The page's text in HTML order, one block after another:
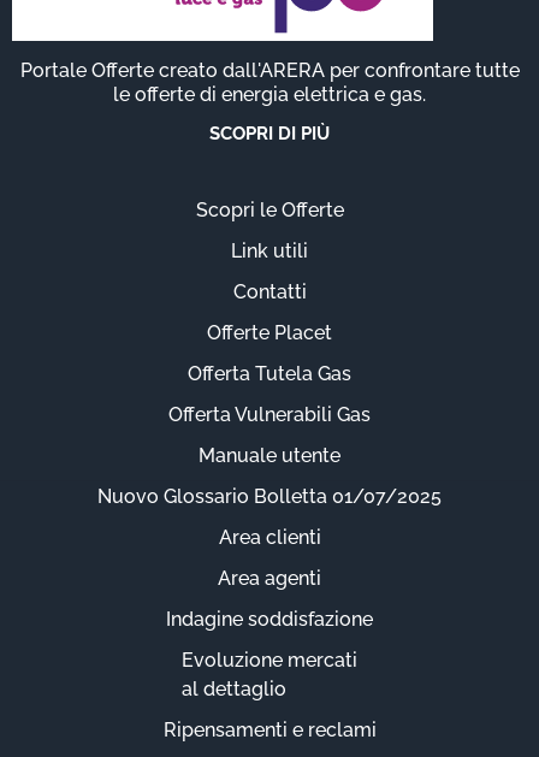
Portale Offerte creato dall'ARERA per confrontare tutte
le offerte di energia elettrica e gas.
SCOPRI DI PIÙ
Scopri le Offerte
Link utili
Contatti
Offerte Placet
Offerta Tutela Gas
Offerta Vulnerabili Gas
Manuale utente
Nuovo Glossario Bolletta 01/07/2025
Area clienti
Area agenti
Indagine soddisfazione
Evoluzione mercati
al dettaglio
Ripensamenti e reclami